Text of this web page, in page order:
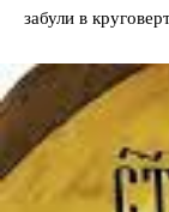
забули в